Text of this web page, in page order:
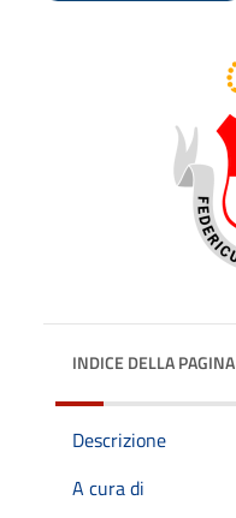
INDICE DELLA PAGINA
Descrizione
A cura di